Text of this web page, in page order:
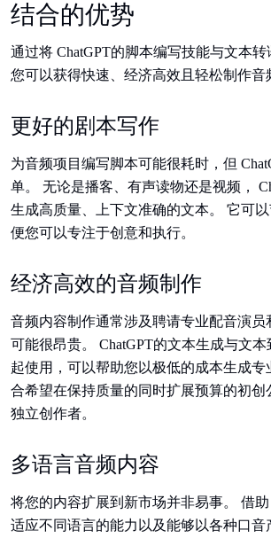
结合的优势
通过将 ChatGPT的脚本编写技能与文本转
您可以获得快速、经济高效且轻松制作音
更好的剧本写作
为音频项目编写脚本可能很耗时，但
单。 无论是播客、有声读物还是视频，
生成高质量、上下文准确的文本。 它可
便您可以专注于创意和执行。
经济高效的音频制作
音频内容制作通常涉及聘请专业配音演员
可能很昂贵。 ChatGPT的文本生成与文
起使用，可以帮助您以极低的成本生成专
合希望在保持质量的同时扩展预算的初创
独立创作者。
多语言音频内容
将您的内容扩展到新市场并非易事。 借助
适应不同语言的能力以及能够以各种口